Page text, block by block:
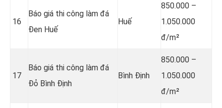
16
Báo giá thi công làm đá
Đen Huế
Huế
850.000 –
1.050.000
đ/m²
17
Báo giá thi công làm đá
Đỏ Bình Định
Bình Định
850.000 –
1.050.000
đ/m²